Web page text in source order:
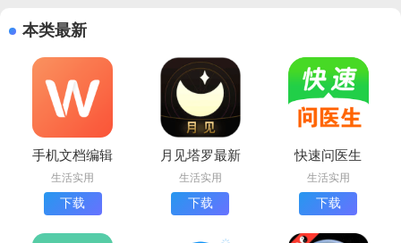
本类最新
手机文档编辑
app下载安装
手机版
生活实用
下载
月见塔罗最新
版下载
生活实用
下载
快速问医生
app最新版
生活实用
下载